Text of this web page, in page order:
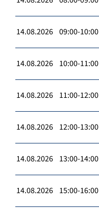
14.08.2026 09:00-10:00
14.08.2026 10:00-11:00
14.08.2026 11:00-12:00
14.08.2026 12:00-13:00
14.08.2026 13:00-14:00
14.08.2026 15:00-16:00